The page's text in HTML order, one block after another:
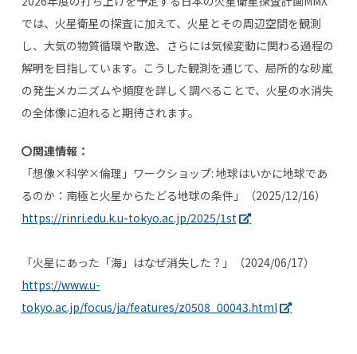
では、火星衛星の探査に加えて、火星とその周辺空間を観測
し、大気の物質循環や散逸、さらには気候変動に関わる過程の
解明を目指しています。こうした観測を通じて、局所的な砂嵐
の発生メカニズムや頻度を詳しく調べることで、火星の水消失
の全体像に迫れると期待されます。
〇関連情報：
「想像×科学×倫理」ワークショップ: 地球はいかに地球であ
るのか：南極と火星からたどる地球の条件」（2025/12/16）
https://rinri.edu.k.u-tokyo.ac.jp/2025/1st
「火星にあった「海」はなぜ消失した？」（2024/06/17）
https://www.u-
tokyo.ac.jp/focus/ja/features/z0508_00043.html